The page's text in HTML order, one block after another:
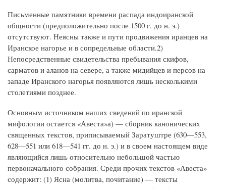
Письменные памятники времени распада индоиранской
общности (предположительно после 1500 г. до н. э.)
отсутствуют. Неясны также и пути продвижения иранцев на
Иранское нагорье и в сопредельные области.2)
Непосредственные свидетельства пребывания скифов,
сарматов и аланов на севере, а также мидийцев и персов на
западе Иранского нагорья появляются лишь несколькими
столетиями позднее.
Основным источником наших сведений по иранской
мифологии остается «Авеста»а) — сборник канонических
священных текстов, приписываемый Заратуштре (630—553,
628—551 или 618—541 гг. до н. э.) и в своем настоящем виде
являющийся лишь относительно небольшой частью
первоначального собрания. Среди прочих текстов «Авеста»
содержит: (1) Ясна (молитва, почитание) — тексты